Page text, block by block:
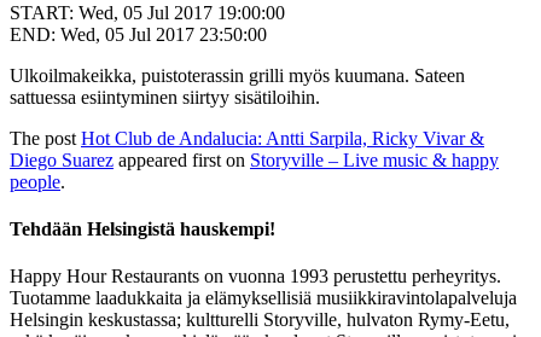
START: Wed, 05 Jul 2017 19:00:00
END: Wed, 05 Jul 2017 23:50:00
Ulkoilmakeikka, puistoterassin grilli myös kuumana. Sateen
sattuessa esiintyminen siirtyy sisätiloihin.
The post Hot Club de Andalucia: Antti Sarpila, Ricky Vivar &
Diego Suarez appeared first on Storyville – Live music & happy
people.
Tehdään Helsingistä hauskempi!
Happy Hour Restaurants on vuonna 1993 perustettu perheyritys.
Tuotamme laadukkaita ja elämyksellisiä musiikkiravintolapalveluja
Helsingin keskustassa; kultturelli Storyville, hulvaton Rymy-Eetu,